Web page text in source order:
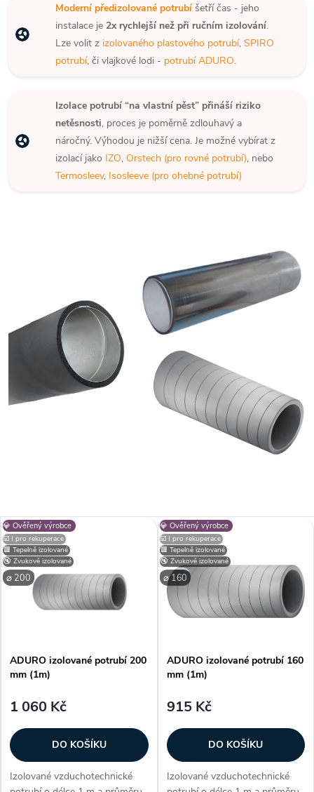
Moderní předizolované potrubíšetří čas - jeho
instalace je 2x rychlejší než při ručním izolování.
Lze volit z izolovaného plastového potrubí, SPIRO
potrubí, či vlajkové lodi - potrubí ADURO.
Izolace potrubí “na vlastní pěst” přináší riziko
netěsnosti, proces je poměrně zdlouhavý a
náročný. Výhodou je nižší cena. Je možné vybírat z
izolací jako IZO, Orstech (pro rovné potrubí), nebo
Termosleev, Isosleeve (pro ohebné potrubí)
💎 Ověřený výrobce
⌀ 200
🟥 Tepelně izolované
🔇 Zvukově izolované
☑️ I pro rekuperace
ADURO izolované potrubí 200
mm (1m)
1 060 Kč
DO KOŠÍKU
Izolované vzduchotechnické
💎 Ověřený výrobce
⌀ 160
🟥 Tepelně izolované
🔇 Zvukově izolované
☑️ I pro rekuperace
ADURO izolované potrubí 160
mm (1m)
915 Kč
DO KOŠÍKU
Izolované vzduchotechnické